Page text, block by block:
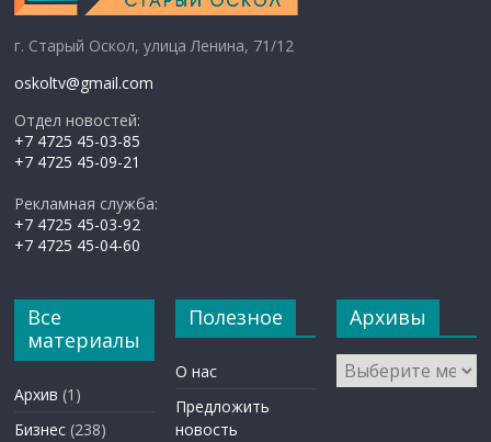
г. Старый Оскол, улица Ленина, 71/12
oskoltv@gmail.com
Отдел новостей:
+7 4725 45-03-85
+7 4725 45-09-21
Рекламная служба:
+7 4725 45-03-92
+7 4725 45-04-60
Все
материалы
Архив (1)
Бизнес (238)
Полезное
О нас
Предложить
новость
Архивы
Архивы